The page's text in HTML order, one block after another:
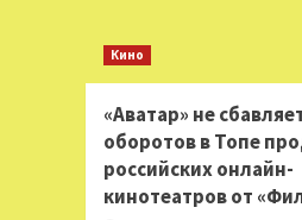
Кино
«Аватар» не
оборотов в Топе
российских онлайн-
кинотеатров от